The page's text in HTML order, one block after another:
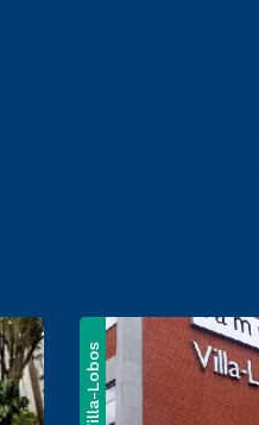
Villa-Lobos